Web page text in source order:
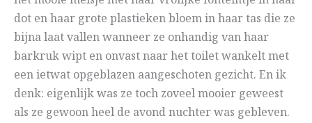
dot en haar grote plastieken bloem in haar tas die ze
bijna laat vallen wanneer ze onhandig van haar
barkruk wipt en onvast naar het toilet wankelt met
een ietwat opgeblazen aangeschoten gezicht. En ik
denk: eigenlijk was ze toch zoveel mooier geweest
als ze gewoon heel de avond nuchter was gebleven.